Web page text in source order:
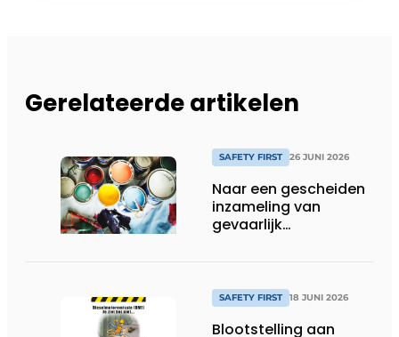
Gerelateerde artikelen
SAFETY FIRST 26 JUNI 2026
Naar een gescheiden
inzameling van
gevaarlijk
SAFETY FIRST 18 JUNI 2026
Blootstelling aan